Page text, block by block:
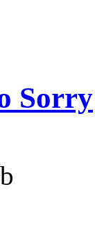
Sorry